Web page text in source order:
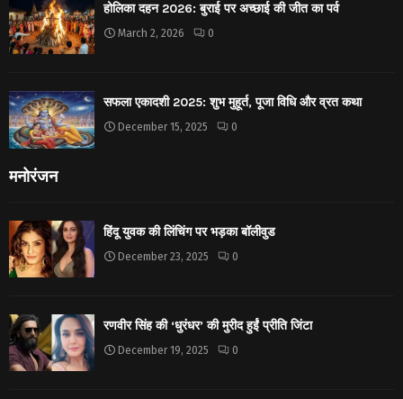
होलिका दहन 2026: बुराई पर अच्छाई की जीत का पर्व
March 2, 2026 0
सफला एकादशी 2025: शुभ मुहूर्त, पूजा विधि और व्रत कथा
December 15, 2025 0
मनोरंजन
हिंदू युवक की लिंचिंग पर भड़का बॉलीवुड
December 23, 2025 0
रणवीर सिंह की ‘धुरंधर’ की मुरीद हुईं प्रीति जिंटा
December 19, 2025 0